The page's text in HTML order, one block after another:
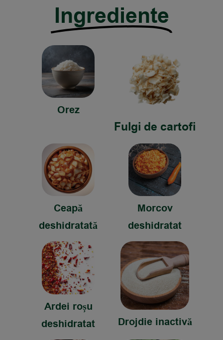
Ingrediente
Orez
Fulgi de cartofi
Ceapă
deshidratată
Morcov
deshidratat
Ardei roșu
deshidratat
Drojdie inactivă